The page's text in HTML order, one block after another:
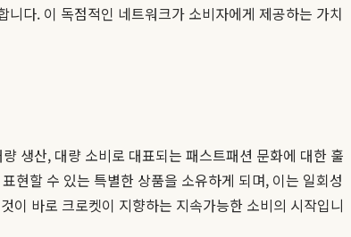
다. 이 독점적인 네트워크가 소비자에게 제공하는 가치
생산, 대량 소비로 대표되는 패스트패션 문화에 대한 훌
현할 수 있는 특별한 상품을 소유하게 되며, 이는 일회성
이 바로 크로켓이 지향하는 지속가능한 소비의 시작입니